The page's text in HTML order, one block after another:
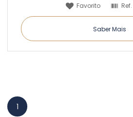
Favorito Ref.
Saber Mais
1